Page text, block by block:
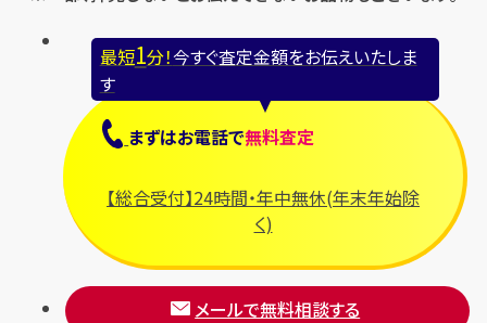
最短1分！今すぐ査定金額をお伝えいたしま
す
まずはお電話で無料査定
【総合受付】24時間・年中無休(年末年始除
く)
メールで無料相談する